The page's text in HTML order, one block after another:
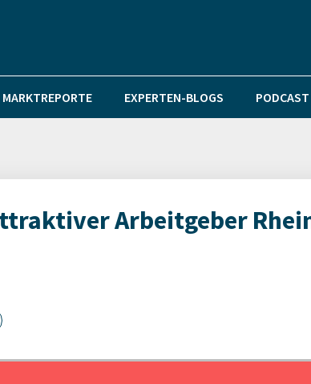
MARKTREPORTE EXPERTEN-BLOGS
Arbeitgeber